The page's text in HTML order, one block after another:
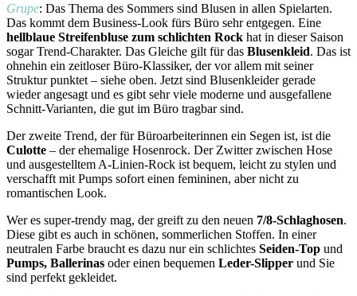
Grupe: Das Thema des Sommers sind Blusen in allen Spielarten.
Das kommt dem Business-Look fürs Büro sehr entgegen. Eine
hellblaue Streifenbluse zum schlichten Rock hat in dieser Saison
sogar Trend-Charakter. Das Gleiche gilt für das Blusenkleid. Das ist
ohnehin ein zeitloser Büro-Klassiker, der vor allem mit seiner
Struktur punktet – siehe oben. Jetzt sind Blusenkleider gerade
wieder angesagt und es gibt sehr viele moderne und ausgefallene
Schnitt-Varianten, die gut im Büro tragbar sind.
Der zweite Trend, der für Büroarbeiterinnen ein Segen ist, ist die
Culotte – der ehemalige Hosenrock. Der Zwitter zwischen Hose
und ausgestelltem A-Linien-Rock ist bequem, leicht zu stylen und
verschafft mit Pumps sofort einen femininen, aber nicht zu
romantischen Look.
Wer es super-trendy mag, der greift zu den neuen 7/8-Schlaghosen.
Diese gibt es auch in schönen, sommerlichen Stoffen. In einer
neutralen Farbe braucht es dazu nur ein schlichtes Seiden-Top und
Pumps, Ballerinas oder einen bequemen Leder-Slipper und Sie
sind perfekt gekleidet.